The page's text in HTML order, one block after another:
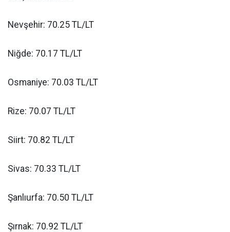
Nevşehir: 70.25 TL/LT
Niğde: 70.17 TL/LT
Osmaniye: 70.03 TL/LT
Rize: 70.07 TL/LT
Siirt: 70.82 TL/LT
Sivas: 70.33 TL/LT
Şanlıurfa: 70.50 TL/LT
Şırnak: 70.92 TL/LT